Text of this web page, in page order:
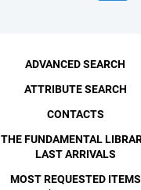
ADVANCED SEARCH
ATTRIBUTE SEARCH
CONTACTS
THE FUNDAMENTAL
LAST ARRIVALS
MOST REQUESTED ITEMS